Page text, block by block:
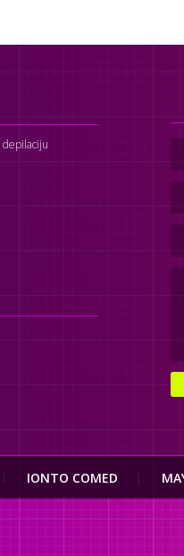
depilaciju
IONTO COMED